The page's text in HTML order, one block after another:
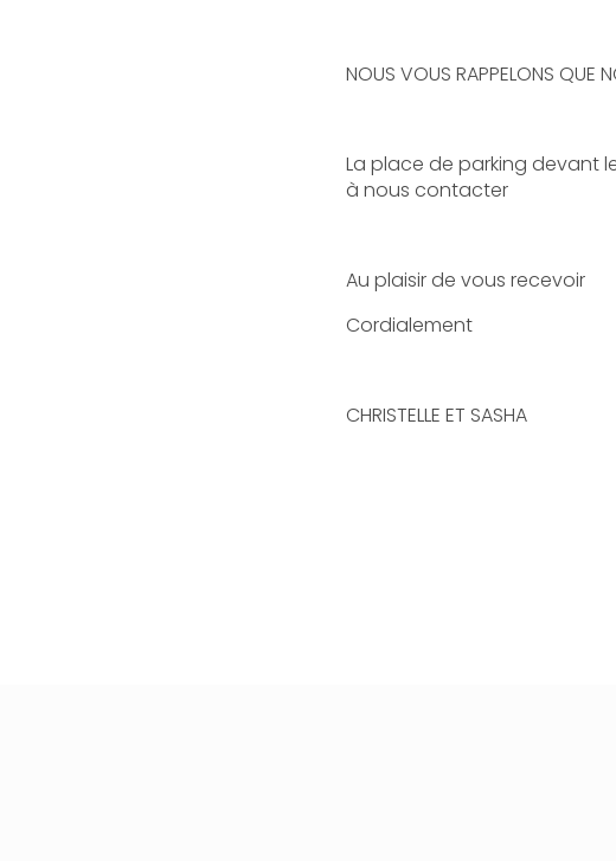
NOUS VOUS RAPPELONS QUE
La place de parking devant
à nous contacter
Au plaisir de vous recevoir
Cordialement
CHRISTELLE ET SASHA